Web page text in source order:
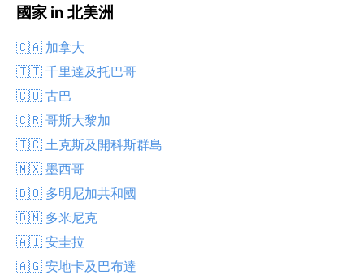
國家 in 北美洲
🇨🇦 加拿大
🇹🇹 千里達及托巴哥
🇨🇺 古巴
🇨🇷 哥斯大黎加
🇹🇨 土克斯及開科斯群島
🇲🇽 墨西哥
🇩🇴 多明尼加共和國
🇩🇲 多米尼克
🇦🇮 安圭拉
🇦🇬 安地卡及巴布達